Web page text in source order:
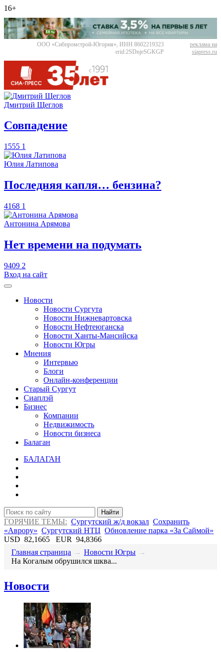
16+
ООО «Сибпромстрой-Югория», ИНН 8602219323
erid:2SDnjeSGKGP
реклама на
siapress.ru
Дмитрий Щеглов
​Совпадение
1555 1
Юлия Латипова
​Последняя капля… бензина?
4168 1
Антонина Арямова
​Нет времени на подумать
9409 2
Вход на сайт
Новости
Новости Сургута
Новости Нижневартовска
Новости Нефтеюганска
Новости Ханты-Мансийска
Новости Югры
Мнения
Интервью
Блоги
Онлайн-конференции
Старый Сургут
Сиаплэй
Бизнес
Компании
Недвижимость
Новости бизнеса
Балаган
БАЛАГАН
Найти
ГОРЯЧИЕ ТЕМЫ: Сургутский ж/д вокзал Сохранить
«Аврору» Сургутский НТЦ Обновление парка «За Саймой»
USD 82,1665 EUR 94,8366
Главная страница → Новости Югры →
​На Когалым обрушился шква...
Новости